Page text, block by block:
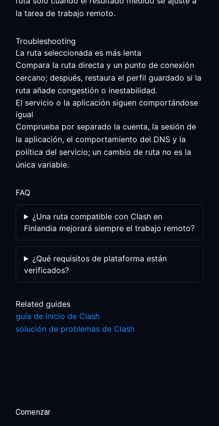
la tarea de trabajo remoto.
Troubleshooting
La ruta seleccionada es más lenta
Compara la ruta directa y un punto de conexión
cercano; después, restaura el perfil guardado si la
ruta añade congestión o inestabilidad.
El servicio o la aplicación siguen comportándose
igual
Comprueba por separado la cuenta, la sesión de
la aplicación, el comportamiento del DNS y la
política del servicio; un cambio de ruta no es la
única variable.
FAQ
¿Una ruta compatible con Clash en
Finlandia mejorará siempre el trabajo remoto?
¿Qué requisitos de plataforma están
verificados?
Related guides
guía de inicio de Clash
solución de problemas de Clash
Comenzar